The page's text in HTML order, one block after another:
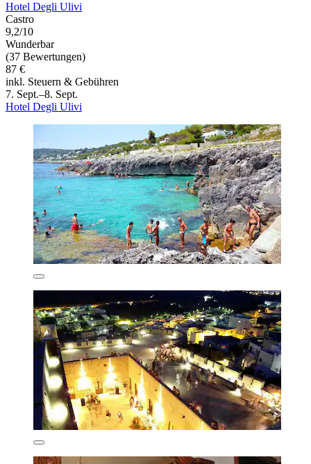
Hotel Degli Ulivi
Castro
9,2/10
Wunderbar
(37 Bewertungen)
87 €
inkl. Steuern & Gebühren
7. Sept.–8. Sept.
Hotel Degli Ulivi